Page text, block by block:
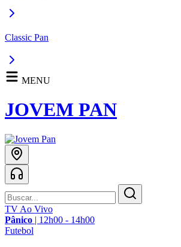
Classic Pan
MENU
JOVEM PAN
TV Ao Vivo
Pânico | 12h00 - 14h00
Futebol